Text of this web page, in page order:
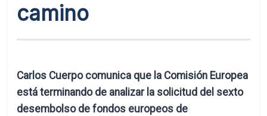
camino
Carlos Cuerpo comunica que la Comisión Europea
está terminando de analizar la solicitud del sexto
desembolso de fondos europeos de